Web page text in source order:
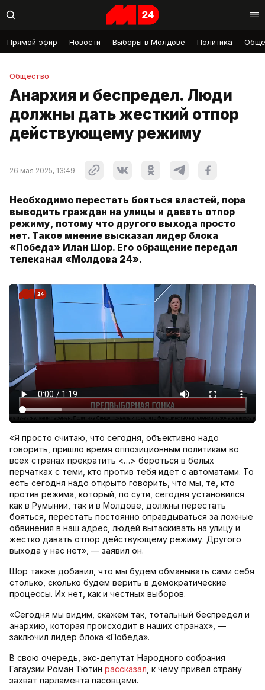
Прямой эфир Новости Выборы в Молдове Политика
Общество
Анархия и беспредел. Люди
должны дать жесткий отпор
действующему режиму
26 мая 2025, 13:49
Необходимо перестать бояться властей, пора
выводить граждан на улицы и давать отпор
режиму, потому что другого выхода просто
нет. Такое мнение высказал лидер блока
«Победа» Илан Шор. Его обращение передал
телеканал «Молдова 24».
«Я просто считаю, что сегодня, объективно надо
говорить, пришло время оппозиционным политикам во
всех странах прекратить <…> бороться в белых
перчатках с теми, кто против тебя идет с автоматами. То
есть сегодня надо открыто говорить, что мы, те, кто
против режима, который, по сути, сегодня установился
как в Румынии, так и в Молдове, должны перестать
бояться, перестать постоянно оправдываться за ложные
обвинения в наш адрес, людей вытаскивать на улицу и
жестко давать отпор действующему режиму. Другого
выхода у нас нет», — заявил он.
Шор также добавил, что мы будем обманывать сами себя
столько, сколько будем верить в демократические
процессы. Их нет, как и честных выборов.
«Сегодня мы видим, скажем так, тотальный беспредел и
анархию, которая происходит в наших странах», —
заключил лидер блока «Победа».
В свою очередь, экс-депутат Народного собрания
Гагаузии Роман Тютин рассказал , к чему привел страну
захват парламента пасовцами.